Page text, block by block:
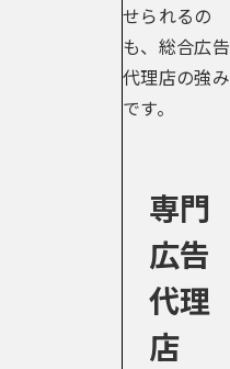
せられるの
も、総合広告
代理店の強み
です。
専門
広告
代理
店